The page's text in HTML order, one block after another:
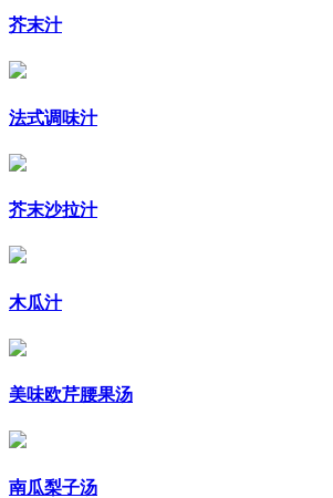
芥末汁
法式调味汁
芥末沙拉汁
木瓜汁
美味欧芹腰果汤
南瓜梨子汤